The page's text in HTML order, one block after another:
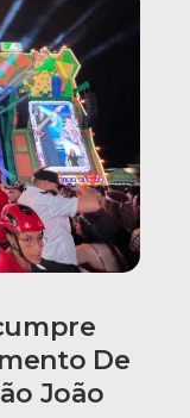
De
João